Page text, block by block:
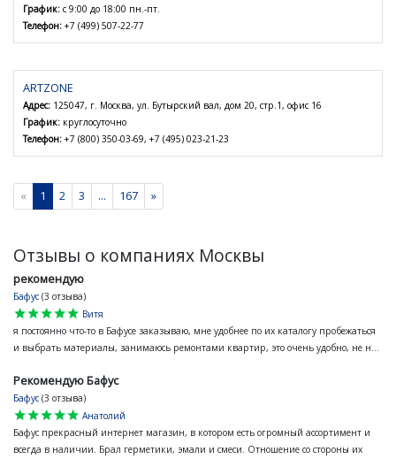
График: с 9:00 до 18:00 пн.-пт.
Телефон: +7 (499) 507-22-77
ARTZONE
Адрес: 125047, г. Москва, ул. Бутырский вал, дом 20, стр.1, офис 16
График: круглосуточно
Телефон: +7 (800) 350-03-69, +7 (495) 023-21-23
« 1 2 3 ... 167 »
Отзывы о компаниях Москвы
рекомендую
Бафус (3 отзыва)
star
star
star
star
star
Витя
я постоянно что-то в Бафусе заказываю, мне удобнее по их каталогу пробежаться
и выбрать материалы, занимаюсь ремонтами квартир, это очень удобно, не н...
Рекомендую Бафус
Бафус (3 отзыва)
star
star
star
star
star
Анатолий
Бафус прекрасный интернет магазин, в котором есть огромный ассортимент и
всегда в наличии. Брал герметики, эмали и смеси. Отношение со стороны их